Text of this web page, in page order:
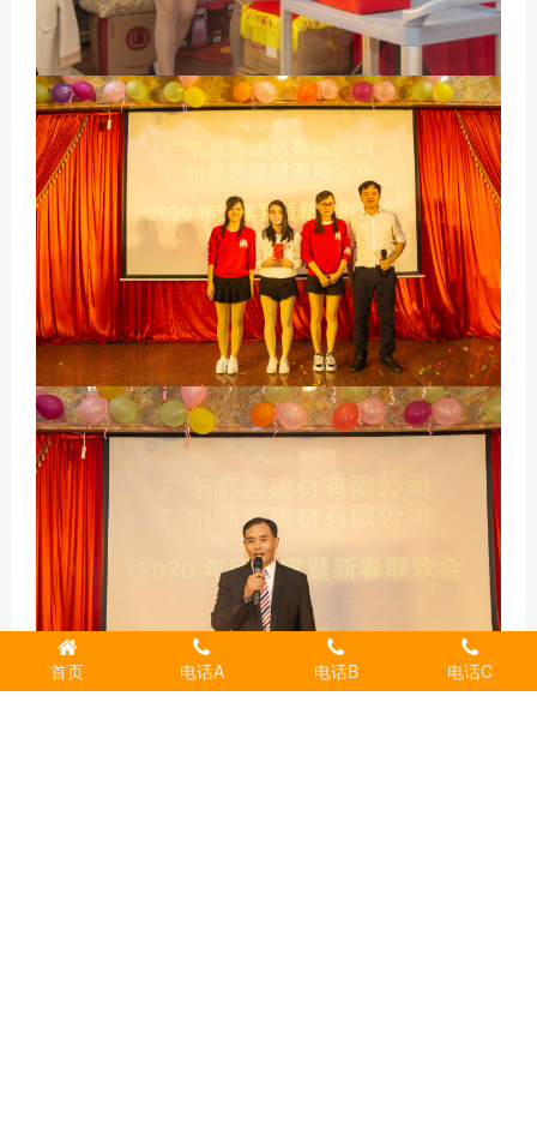
首页 电话A 电话B 电话C